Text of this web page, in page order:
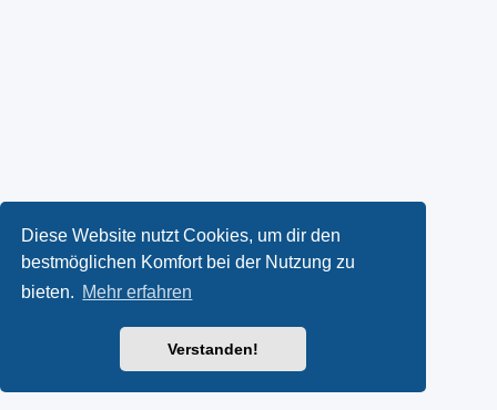
Diese Website nutzt Cookies, um dir den
bestmöglichen Komfort bei der Nutzung zu
bieten. Mehr erfahren
Verstanden!